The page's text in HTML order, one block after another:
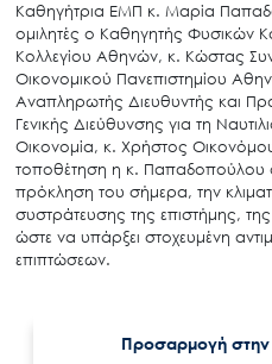
Καθηγήτρια ΕΜΠ κ. Μαρία
ομιλητές ο Καθηγητής Φυσικών
Κολλεγίου Αθηνών, κ. Κώστας
Οικονομικού Πανεπιστημίου
Αναπληρωτής Διευθυντής και
Γενικής Διεύθυνσης για τη
Οικονομία, κ. Χρήστος
τοποθέτηση η κ. Παπαδοπούλου
πρόκληση του σήμερα, την
συστράτευσης της επιστήμης, της
ώστε να υπάρξει στοχευμένη
επιπτώσεων.
Προσαρμογή στην